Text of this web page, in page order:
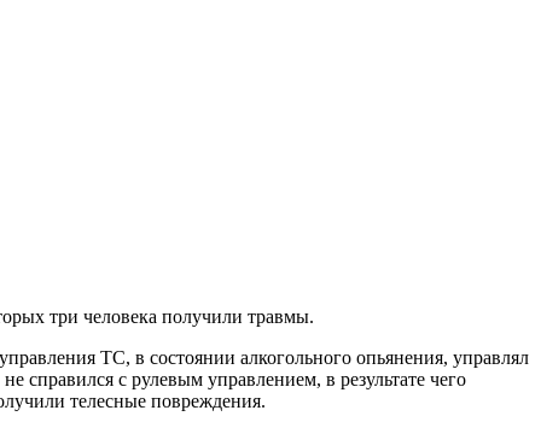
три человека получили травмы.
ТС, в состоянии алкогольного опьянения, управлял
справился с рулевым управлением, в результате чего
телесные повреждения.